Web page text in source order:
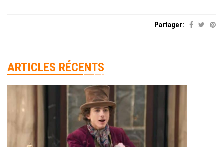
Partager:
ARTICLES RÉCENTS